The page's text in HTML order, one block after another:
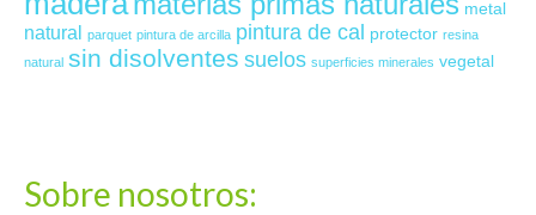
metal
natural parquet pintura de arcilla pintura de cal protector resina
natural sin disolventes suelos superficies minerales vegetal
Sobre nosotros: